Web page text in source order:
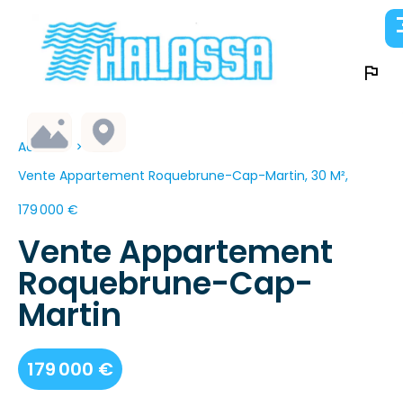
Accueil
Vente Appartement Roquebrune-Cap-Martin, 30 M²,
179 000 €
Vente Appartement
Roquebrune-Cap-
Martin
179 000 €